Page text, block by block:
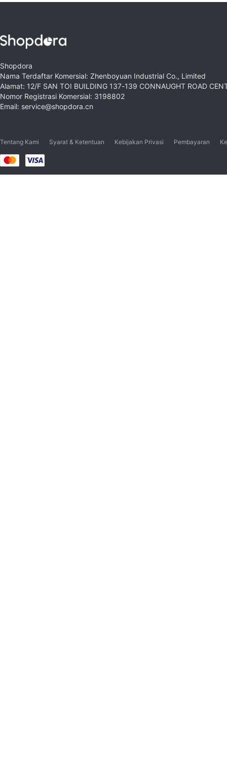
Shopdora
Nama Terdaftar Komersial: Zhenboyuan Industrial Co., Limited
Alamat: 12/F SAN TOI BUILDING 137-139 CONNAUGHT ROAD
Nomor Registrasi Komersial: 3198802
Email: service@shopdora.cn
Tentang Kami Syarat & Ketentuan Kebijakan Privasi Pembayaran